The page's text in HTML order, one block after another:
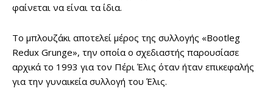
φαίνεται να είναι τα ίδια.
Το μπλουζάκι αποτελεί μέρος της συλλογής «Bootleg
Redux Grunge», την οποία ο σχεδιαστής παρουσίασε
αρχικά το 1993 για τον Πέρι Έλις όταν ήταν επικεφαλής
για την γυναικεία συλλογή του Έλις.